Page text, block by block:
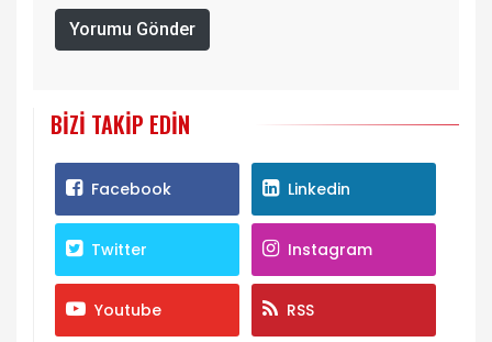
Yorumu Gönder
BIZI TAKIP EDIN
Facebook Linkedin
Twitter Instagram
Youtube RSS